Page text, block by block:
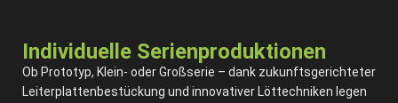
Individuelle Serienproduktionen
Ob Prototyp, Klein- oder Großserie – dank zukunftsgerichteter
Leiterplattenbestückung und innovativer Löttechniken legen